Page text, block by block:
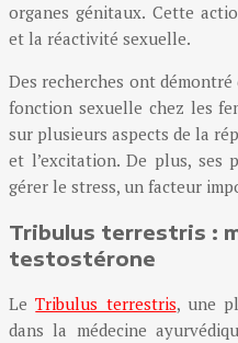
organes génitaux. Cette
et la réactivité sexuelle.
Des recherches ont
fonction sexuelle chez les
sur plusieurs aspects de la
et l’excitation. De plus, ses
gérer le stress, un facteur
Tribulus terrestris :
testostérone
LeTribulus terrestris, une
dans la médecine